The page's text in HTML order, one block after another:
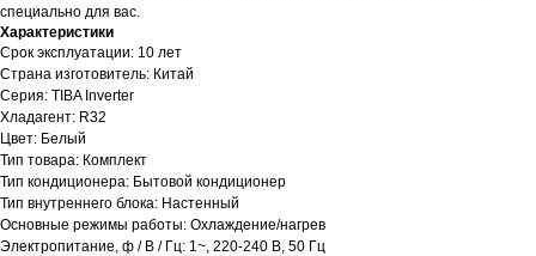
специально для вас.
Характеристики
Срок эксплуатации: 10 лет
Страна изготовитель: Китай
Серия: TIBA Inverter
Хладагент: R32
Цвет: Белый
Тип товара: Комплект
Тип кондиционера: Бытовой кондиционер
Тип внутреннего блока: Настенный
Основные режимы работы: Охлаждение/нагрев
Электропитание, ф / В / Гц: 1~, 220-240 В, 50 Гц